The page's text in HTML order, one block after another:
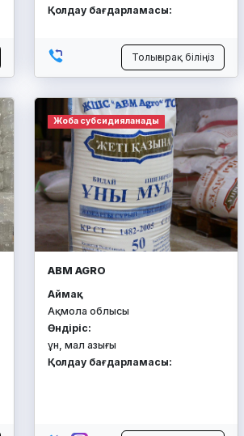
Қолдау бағдарламасы:
Толығырақ біліңіз
Жоба субсидияланады
ABM AGRO
Аймақ:
Ақмола облысы
Өндіріс:
ұн, мал азығы
Қолдау бағдарламасы: